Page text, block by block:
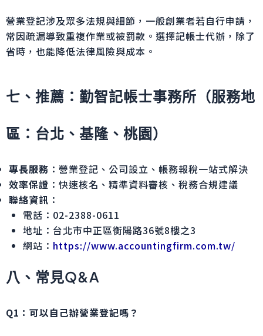
營業登記涉及眾多法規與細節，一般創業者若自行申請，
常因疏漏導致重複作業或被罰款。選擇記帳士代辦，除了
省時，也能降低法律風險與成本。
七、推薦：勤智記帳士事務所（服務地
區：台北、基隆、桃園）
專長服務 ：營業登記、公司設立、帳務報稅一站式解決
效率保證 ：快速核名、精準資料審核、稅務合規建議
聯絡資訊 ：
電話：02-2388-0611
地址：台北市中正區衡陽路36號8樓之3
網站： https://www.accountingfirm.com.tw/
八、常見Q&A
Q1：可以自己辦營業登記嗎？